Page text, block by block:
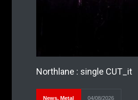
Northlane : single CUT_it
News, Metal 04/08/2026